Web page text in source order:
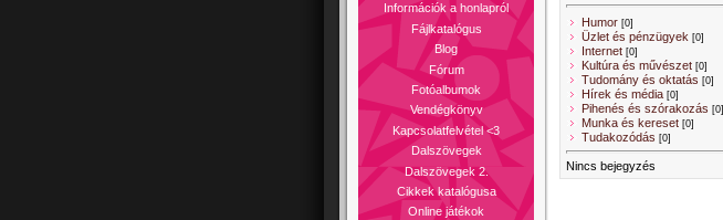
Információk a honlapról
Fájlkatalógus
Blog
Fórum
Fotóalbumok
Vendégkönyv
Kapcsolatfelvétel <3
Dalszövegek
Dalszövegek 2.
Cikkek katalógusa
Online játékok
Humor [0]
Üzlet és pénzügyek [0]
Internet [0]
Kultúra és művészet [0]
Tudomány és oktatás [0]
Hírek és média [0]
Pihenés és szórakozás [0]
Munka és kereset [0]
Tudakozódás [0]
Nincs bejegyzés